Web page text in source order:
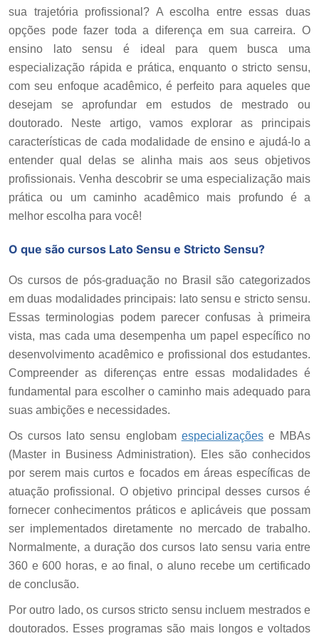
sua trajetória profissional? A escolha entre essas duas
opções pode fazer toda a diferença em sua carreira. O
ensino lato sensu é ideal para quem busca uma
especialização rápida e prática, enquanto o stricto sensu,
com seu enfoque acadêmico, é perfeito para aqueles que
desejam se aprofundar em estudos de mestrado ou
doutorado. Neste artigo, vamos explorar as principais
características de cada modalidade de ensino e ajudá-lo a
entender qual delas se alinha mais aos seus objetivos
profissionais. Venha descobrir se uma especialização mais
prática ou um caminho acadêmico mais profundo é a
melhor escolha para você!
O que são cursos Lato Sensu e Stricto Sensu?
Os cursos de pós-graduação no Brasil são categorizados
em duas modalidades principais: lato sensu e stricto sensu.
Essas terminologias podem parecer confusas à primeira
vista, mas cada uma desempenha um papel específico no
desenvolvimento acadêmico e profissional dos estudantes.
Compreender as diferenças entre essas modalidades é
fundamental para escolher o caminho mais adequado para
suas ambições e necessidades.
Os cursos lato sensu englobam especializaçõese MBAs
(Master in Business Administration). Eles são conhecidos
por serem mais curtos e focados em áreas específicas de
atuação profissional. O objetivo principal desses cursos é
fornecer conhecimentos práticos e aplicáveis que possam
ser implementados diretamente no mercado de trabalho.
Normalmente, a duração dos cursos lato sensu varia entre
360 e 600 horas, e ao final, o aluno recebe um certificado
de conclusão.
Por outro lado, os cursos stricto sensu incluem mestrados e
doutorados. Esses programas são mais longos e voltados